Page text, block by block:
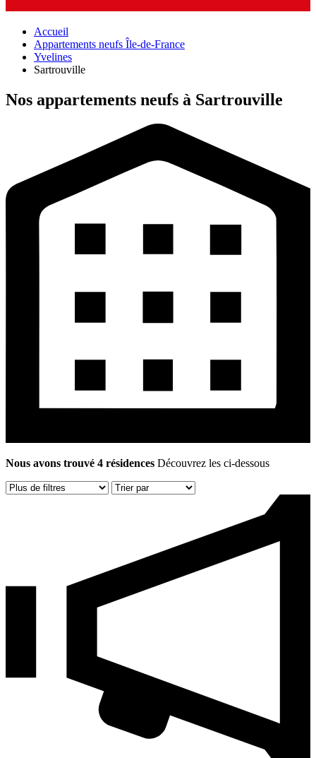
Accueil
Appartements neufs Île-de-France
Yvelines
Sartrouville
Nos appartements neufs à Sartrouville
Nous avons trouvé 4 résidences Découvrez les ci-dessous